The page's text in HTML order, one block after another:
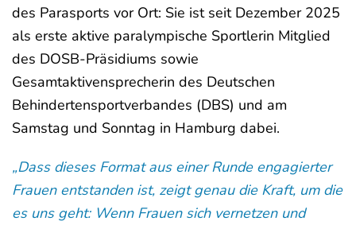
des Parasports vor Ort: Sie ist seit Dezember 2025
als erste aktive paralympische Sportlerin Mitglied
des DOSB-Präsidiums sowie
Gesamtaktivensprecherin des Deutschen
Behindertensportverbandes (DBS) und am
Samstag und Sonntag in Hamburg dabei.
„Dass dieses Format aus einer Runde engagierter
Frauen entstanden ist, zeigt genau die Kraft, um die
es uns geht: Wenn Frauen sich vernetzen und